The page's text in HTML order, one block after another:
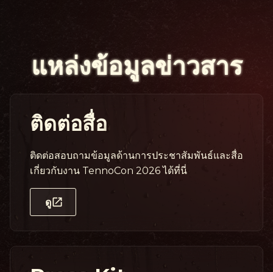
แหล่งข้อมูลข่าวสาร
ติดต่อสื่อ
ติดต่อสอบถามข้อมูลด้านการประชาสัมพันธ์และสื่อ
เกี่ยวกับงาน TennoCon 2026 ได้ที่นี่
ดู